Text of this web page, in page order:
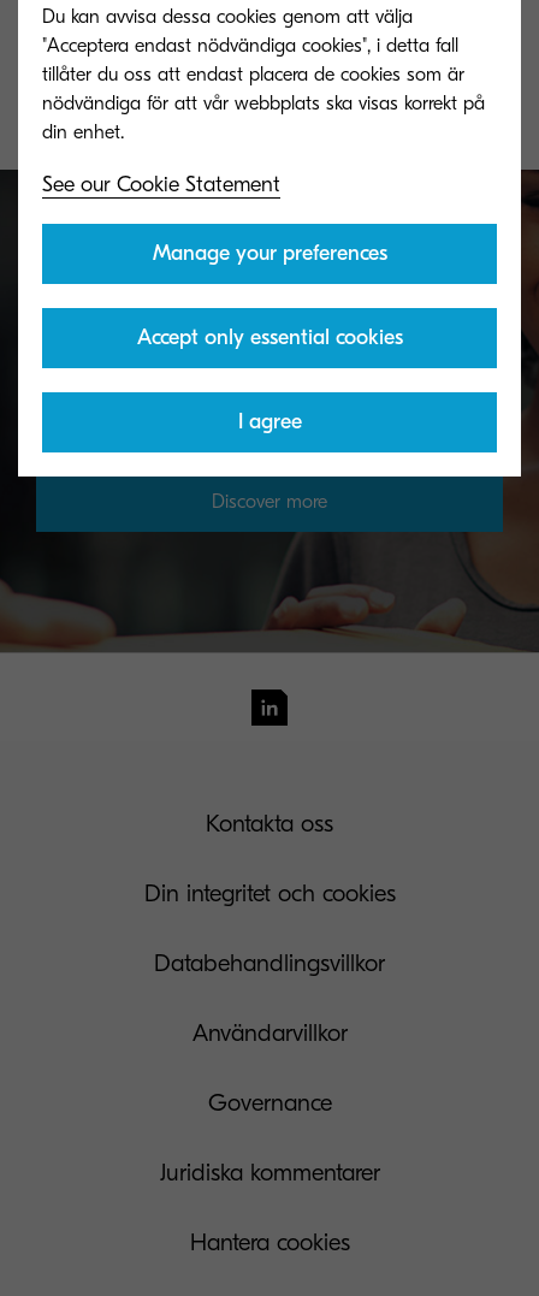
Microfine toner magenta yield 7,000
pages.
Microfine toner
Toner take-back service
KYOCERA's toner recycling programme allows
Discover more
Kontakta oss
Din integritet och cookies
Databehandlingsvillkor
Användarvillkor
Governance
Juridiska kommentarer
Hantera cookies
Du kan avvisa dessa cookies genom att välja
"Acceptera endast nödvändiga cookies", i detta fall
tillåter du oss att endast placera de cookies som är
nödvändiga för att vår webbplats ska visas korrekt på
See our Cookie Statement
Manage your preferences
Accept only essential cookies
I agree